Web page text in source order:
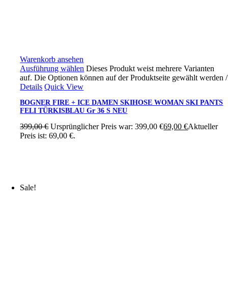
Warenkorb ansehen
Ausführung wählen Dieses Produkt weist mehrere Varianten
auf. Die Optionen können auf der Produktseite gewählt werden/
Details Quick View
BOGNER FIRE + ICE DAMEN SKIHOSE WOMAN SKI PANTS
FELI TÜRKISBLAU Gr 36 S NEU
399,00€ Ursprünglicher Preis war: 399,00 €69,00€Aktueller
Preis ist: 69,00 €.
Sale!